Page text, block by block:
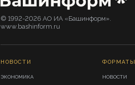
© 1992-2026 АО ИА «Башинформ».
www.bashinform.ru
НОВОСТИ
ЭКОНОМИКА
ФОРМАТЫ
НОВОСТИ